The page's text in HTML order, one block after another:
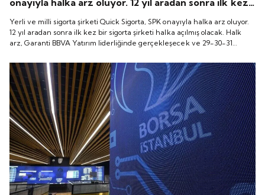
bir sigorta şirketi halka açılmış olacak. Halk arz,
Garanti BBVA Yatırım liderliğinde gerçekleşecek ve
29-30-31 Temmuz 2026 tarihlerinde talep
ile Quick Sigorta işlem görmeye başlayacak.
Yerli ve milli sigorta şirketi Quick Sigorta, SPK onayıyla halka arz oluyor.
12 yıl aradan sonra ilk kez bir sigorta şirketi halka açılmış olacak. Halk
arz, Garanti BBVA Yatırım liderliğinde gerçekleşecek ve 29-30-31
“Gong Töreni” ile Quick Sigorta işlem görmeye başlayacak.